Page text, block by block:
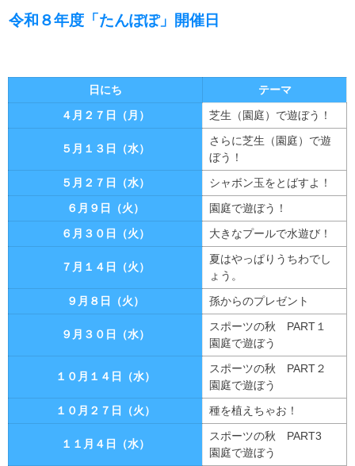
令和８年度「たんぽぽ」開催日
日にち
テーマ
４月２７日（月）
芝生（園庭）で遊ぼう！
５月１３日（水）
さらに芝生（園庭）で遊
ぼう！
５月２７日（水）
シャボン玉をとばすよ！
６月９日（火）
園庭で遊ぼう！
６月３０日（火）
大きなプールで水遊び！
７月１４日（火）
夏はやっぱりうちわでし
ょう。
９月８日（火）
孫からのプレゼント
９月３０日（水）
スポーツの秋 PART１
園庭で遊ぼう
１０月１４日（水）
スポーツの秋 PART２
園庭で遊ぼう
１０月２７日（火）
種を植えちゃお！
１１月４日（水）
スポーツの秋 PART3
園庭で遊ぼう